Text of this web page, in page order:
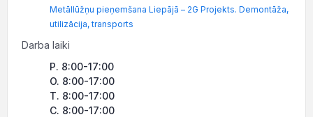
Metāllūžņu pieņemšana Liepājā – 2G Projekts. Demontāža,
utilizācija, transports
Darba laiki
P. 8:00-17:00
O. 8:00-17:00
T. 8:00-17:00
C. 8:00-17:00